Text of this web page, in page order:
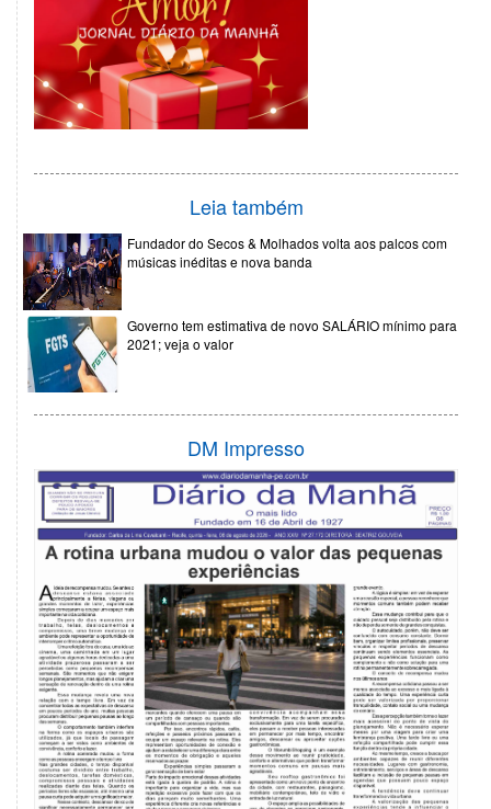
Leia também
Fundador do Secos & Molhados volta aos palcos com
músicas inéditas e nova banda
Governo tem estimativa de novo SALÁRIO mínimo para
2021; veja o valor
DM Impresso